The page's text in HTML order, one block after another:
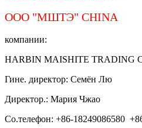
ООО "МШТЭ" CHINA
компании:
HARBIN MAISHITE TRADING
Гине. директор: Семён Лю
Директор.: Мария Чжао
Со.телефон: +86-18249086580